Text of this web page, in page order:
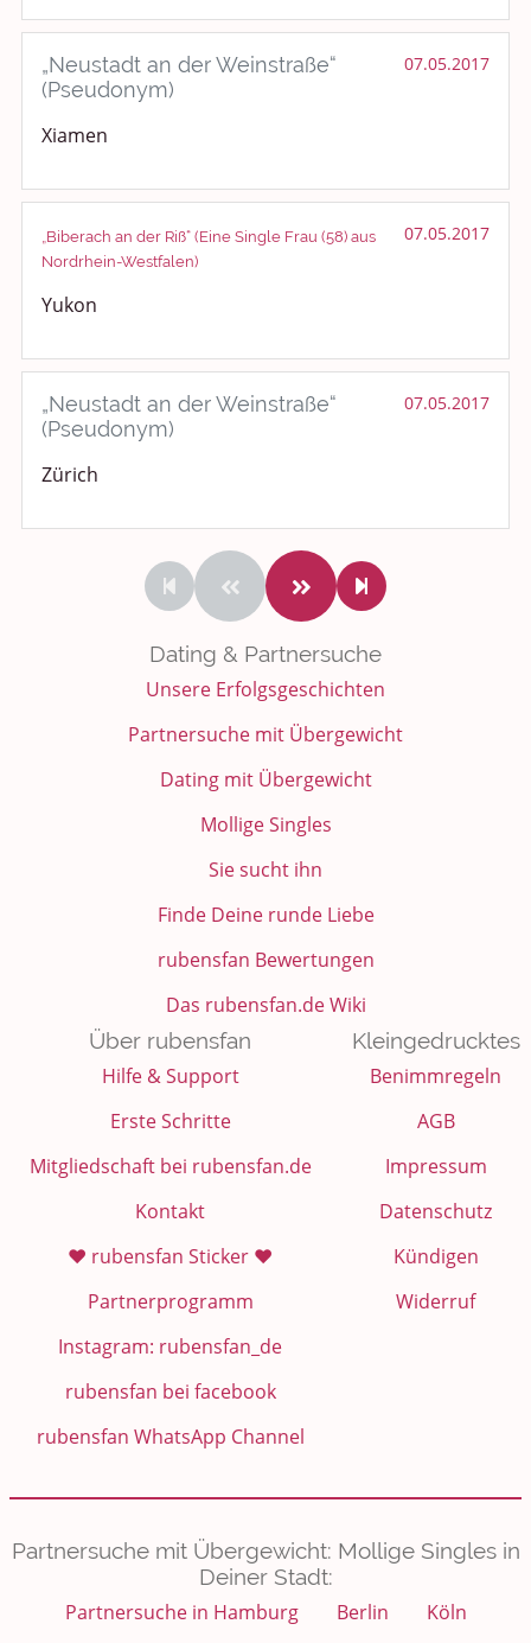
„Neustadt an der Weinstraße“
(Pseudonym)
07.05.2017
Xiamen
„Biberach an der Riß“ (Eine Single Frau (58) aus
Nordrhein-Westfalen)
07.05.2017
Yukon
„Neustadt an der Weinstraße“
(Pseudonym)
07.05.2017
Zürich
Dating & Partnersuche
Unsere Erfolgsgeschichten
Partnersuche mit Übergewicht
Dating mit Übergewicht
Mollige Singles
Sie sucht ihn
Finde Deine runde Liebe
rubensfan Bewertungen
Das rubensfan.de Wiki
Über rubensfan
Hilfe & Support
Erste Schritte
Mitgliedschaft bei rubensfan.de
Kontakt
❤️ rubensfan Sticker ❤️
Partnerprogramm
Instagram: rubensfan_de
rubensfan bei facebook
rubensfan WhatsApp Channel
Kleingedrucktes
Benimmregeln
AGB
Impressum
Datenschutz
Kündigen
Widerruf
Partnersuche mit Übergewicht: Mollige Singles in
Deiner Stadt:
Partnersuche in Hamburg
Berlin Köln